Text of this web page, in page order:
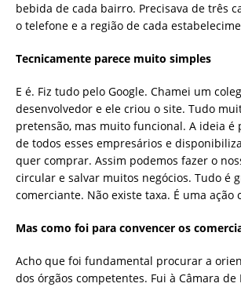
bebida de cada bairro. Precisava de três
o telefone e a região de cada
Tecnicamente parece muito simples
E é. Fiz tudo pelo Google. Chamei um
desenvolvedor e ele criou o site. Tudo
pretensão, mas muito funcional. A ideia é
de todos esses empresários e
quer comprar. Assim podemos fazer o
circular e salvar muitos negócios. Tudo é
comerciante. Não existe taxa. É uma ação
Mas como foi para convencer os
Acho que foi fundamental procurar a
dos órgãos competentes. Fui à Câmara